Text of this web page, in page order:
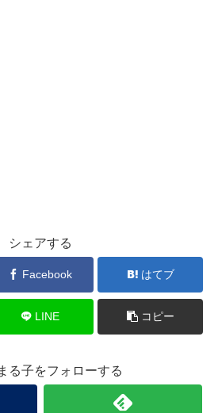
シェアする
Facebook はてブ
LINE コピー
る子をフォローする